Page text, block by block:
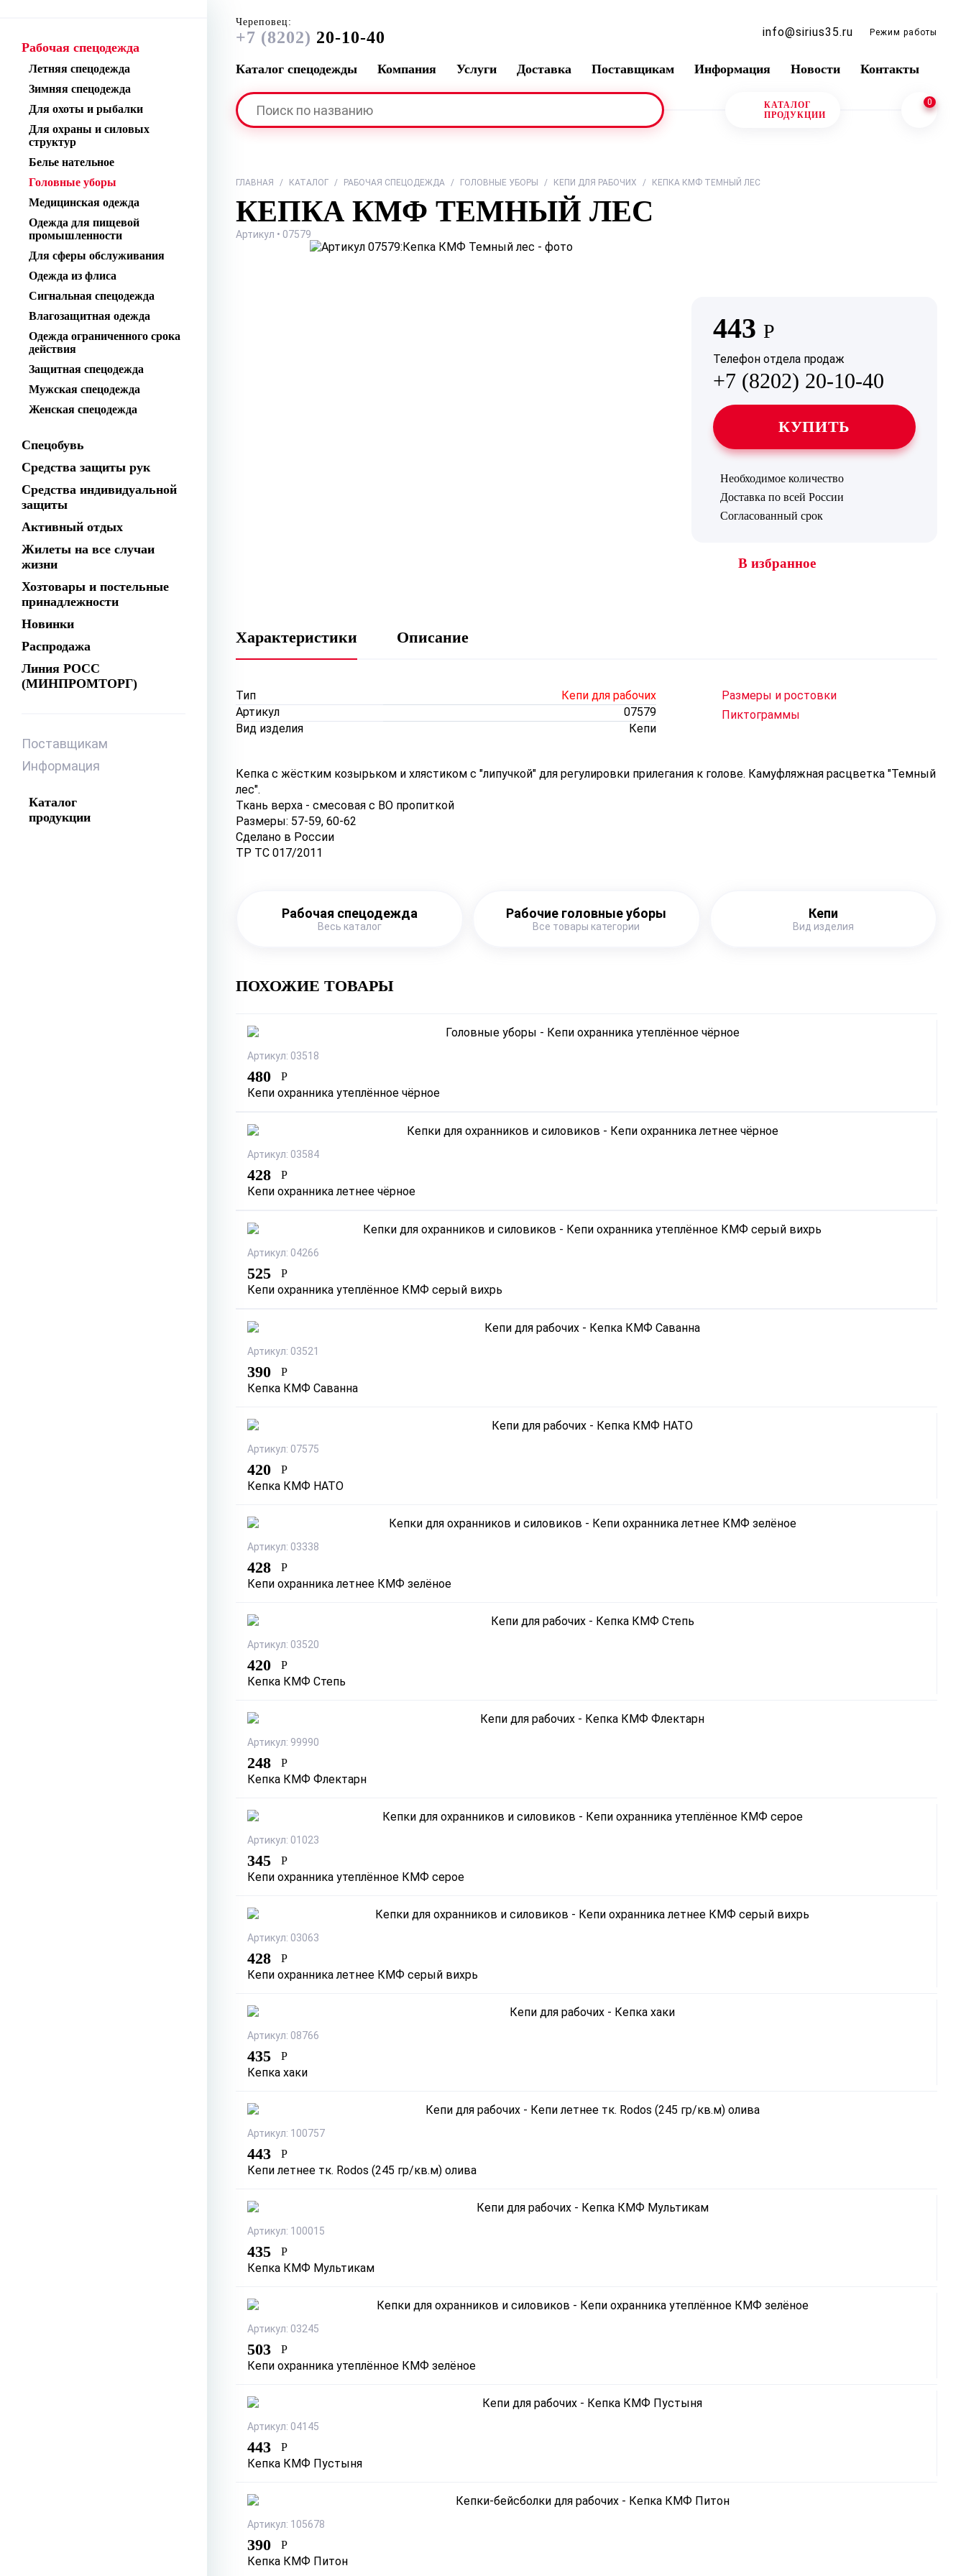
Рабочая спецодежда
Летняя спецодежда
Зимняя спецодежда
Для охоты и рыбалки
Для охраны и силовых
структур
Белье нательное
Головные уборы
Медицинская одежда
Одежда для пищевой
промышленности
Для сферы обслуживания
Одежда из флиса
Сигнальная спецодежда
Влагозащитная одежда
Одежда ограниченного срока
действия
Защитная спецодежда
Мужская спецодежда
Женская спецодежда
Спецобувь
Средства защиты рук
Средства индивидуальной
защиты
Активный отдых
Жилеты на все случаи
жизни
Хозтовары и постельные
принадлежности
Новинки
Распродажа
Линия РОСС
(МИНПРОМТОРГ)
Поставщикам
Информация
Каталог
продукции
Череповец:
+7 (8202) 20-10-40 info@sirius35.ru Режим работы
Каталог спецодежды Компания Услуги Доставка Поставщикам Информация Новости Контакты
КАТАЛОГ
ПРОДУКЦИИ
0
ГЛАВНАЯ / КАТАЛОГ / РАБОЧАЯ СПЕЦОДЕЖДА / ГОЛОВНЫЕ УБОРЫ / КЕПИ ДЛЯ РАБОЧИХ / КЕПКА КМФ ТЕМНЫЙ ЛЕС
КЕПКА КМФ ТЕМНЫЙ ЛЕС
Артикул • 07579
В избранное
443 Р
Телефон отдела продаж
+7 (8202) 20-10-40
КУПИТЬ
Необходимое количество
Доставка по всей России
Согласованный срок
Характеристики Описание
Тип
Кепи для рабочих
Артикул
07579
Вид изделия
Кепи
Размеры и ростовки
Пиктограммы
Кепка с жёстким козырьком и хлястиком с "липучкой" для регулировки прилегания к голове. Камуфляжная расцветка "Темный
лес".
Ткань верха - смесовая с ВО пропиткой
Размеры: 57-59, 60-62
Сделано в России
ТР ТС 017/2011
Рабочая спецодежда
Весь каталог
Рабочие головные уборы
Все товары категории
Кепи
Вид изделия
ПОХОЖИЕ ТОВАРЫ
Артикул: 03518
480 Р
Кепи охранника утеплённое чёрное
Артикул: 03584
428 Р
Кепи охранника летнее чёрное
Артикул: 04266
525 Р
Кепи охранника утеплённое КМФ серый вихрь
Артикул: 03521
390 Р
Кепка КМФ Саванна
Артикул: 07575
420 Р
Кепка КМФ НАТО
Артикул: 03338
428 Р
Кепи охранника летнее КМФ зелёное
Артикул: 03520
420 Р
Кепка КМФ Степь
Артикул: 99990
248 Р
Кепка КМФ Флектарн
Артикул: 01023
345 Р
Кепи охранника утеплённое КМФ серое
Артикул: 03063
428 Р
Кепи охранника летнее КМФ серый вихрь
Артикул: 08766
435 Р
Кепка хаки
Артикул: 100757
443 Р
Кепи летнее тк. Rodos (245 гр/кв.м) олива
Артикул: 100015
435 Р
Кепка КМФ Мультикам
Артикул: 03245
503 Р
Кепи охранника утеплённое КМФ зелёное
Артикул: 04145
443 Р
Кепка КМФ Пустыня
Артикул: 105678
390 Р
Кепка КМФ Питон